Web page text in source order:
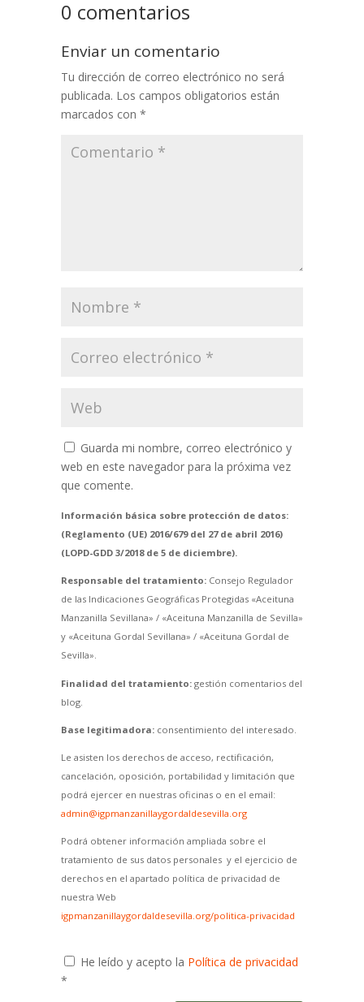
0 comentarios
Enviar un comentario
Tu dirección de correo electrónico no será
publicada. Los campos obligatorios están
marcados con *
Guarda mi nombre, correo electrónico y
web en este navegador para la próxima vez
que comente.
Información básica sobre protección de datos:
(Reglamento (UE) 2016/679 del 27 de abril 2016)
(LOPD-GDD 3/2018 de 5 de diciembre).
Responsable del tratamiento:Consejo Regulador
de las Indicaciones Geográficas Protegidas «Aceituna
Manzanilla Sevillana» / «Aceituna Manzanilla de Sevilla»
y «Aceituna Gordal Sevillana» / «Aceituna Gordal de
Sevilla».
Finalidad del tratamiento:gestión comentarios del
blog.
Base legitimadora:consentimiento del interesado.
Le asisten los derechos de acceso, rectificación,
cancelación, oposición, portabilidad y limitación que
podrá ejercer en nuestras oficinas o en el email:
admin@igpmanzanillaygordaldesevilla.org
Podrá obtener información ampliada sobre el
tratamiento de sus datos personales y el ejercicio de
derechos en el apartado política de privacidad de
nuestra Web
igpmanzanillaygordaldesevilla.org/politica-privacidad
He leído y acepto la Política de privacidad
*